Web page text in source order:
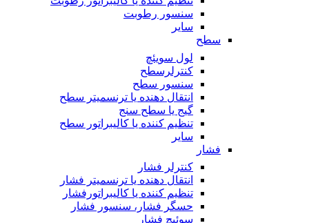
سنسور رطوبت
سایر
سطح
لول سویئچ
کنترلرسطح
سنسور سطح
انتقال دهنده یا ترنسمیتر سطح
گیج یا سطح سنج
تنظیم کننده یا کالیبراتور سطح
سایر
فشار
کنترلر فشار
انتقال دهنده یا ترنسمیتر فشار
تنظیم کننده یا کالیبراتورفشار
حسگر فشار، سنسور فشار
سوئیچ فشار